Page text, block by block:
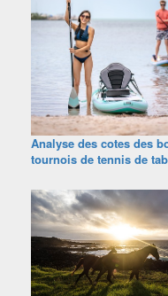
Analyse des cotes des
tournois de tennis de